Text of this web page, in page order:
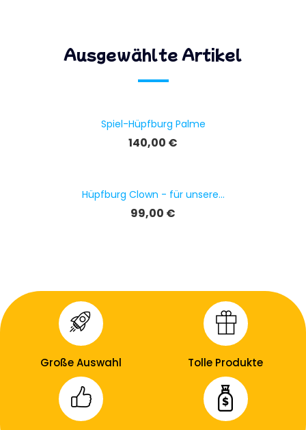
Ausgewählte Artikel
Spiel-Hüpfburg Palme
Preis
140,00 €
Hüpfburg Clown - für unsere...
Preis
99,00 €
Große Auswahl Tolle Produkte